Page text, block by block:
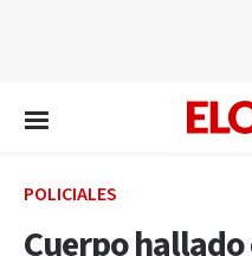
POLICIALES
Cuerpo